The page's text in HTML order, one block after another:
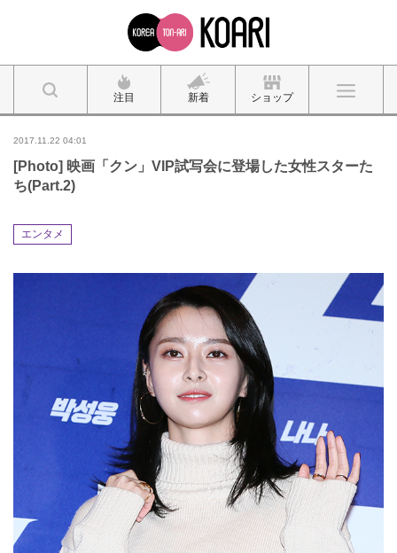
注目 新着 ショップ
2017.11.22 04:01
[Photo] 映画「クン」VIP試写会に登場した女性スターた
ち(Part.2)
エンタメ